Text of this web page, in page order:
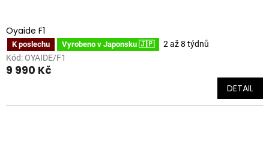
Oyaide F1
K poslechu Vyrobeno v Japonsku 🇯🇵
2 až 8 týdnů
Kód: OYAIDE/F1
9 990 Kč
DETAIL